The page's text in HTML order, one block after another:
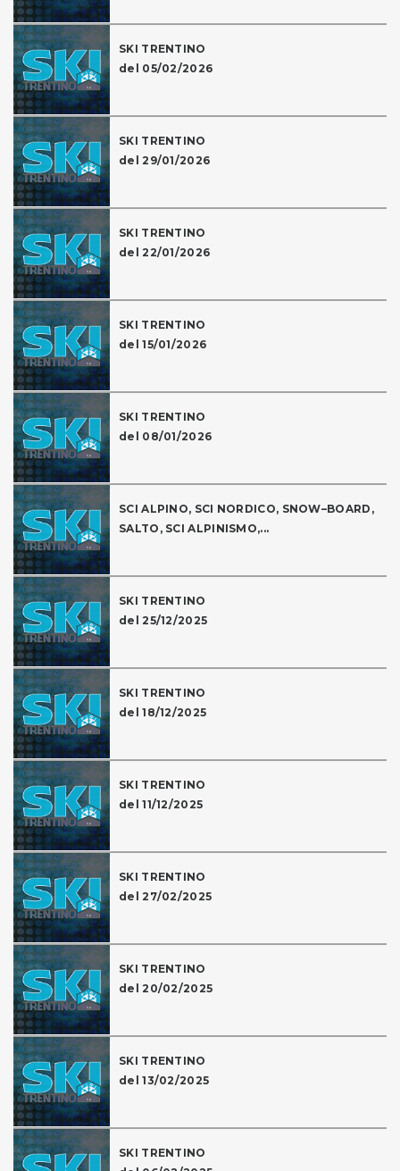
SKI TRENTINO
del 05/02/2026
SKI TRENTINO
del 29/01/2026
SKI TRENTINO
del 22/01/2026
SKI TRENTINO
del 15/01/2026
SKI TRENTINO
del 08/01/2026
SCI ALPINO, SCI NORDICO, SNOW–BOARD,
SALTO, SCI ALPINISMO,...
SKI TRENTINO
del 25/12/2025
SKI TRENTINO
del 18/12/2025
SKI TRENTINO
del 11/12/2025
SKI TRENTINO
del 27/02/2025
SKI TRENTINO
del 20/02/2025
SKI TRENTINO
del 13/02/2025
SKI TRENTINO